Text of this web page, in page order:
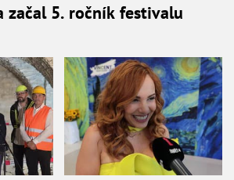
začal 5. ročník festivalu